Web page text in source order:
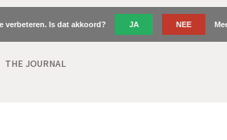
THE JOURNAL
verbeteren. Is dat akkoord? JA NEE